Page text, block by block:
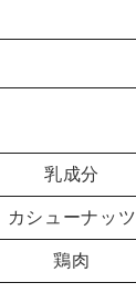
乳成分
カシューナッツ
鶏肉